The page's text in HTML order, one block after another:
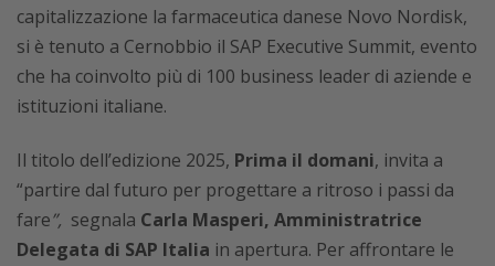
capitalizzazione la farmaceutica danese Novo Nordisk,
si è tenuto a Cernobbio il SAP Executive Summit, evento
che ha coinvolto più di 100 business leader di aziende e
istituzioni italiane.
Il titolo dell’edizione 2025, Prima il domani, invita a
“partire dal futuro per progettare a ritroso i passi da
fare”, segnala Carla Masperi, Amministratrice
Delegata di SAP Italia in apertura. Per affrontare le